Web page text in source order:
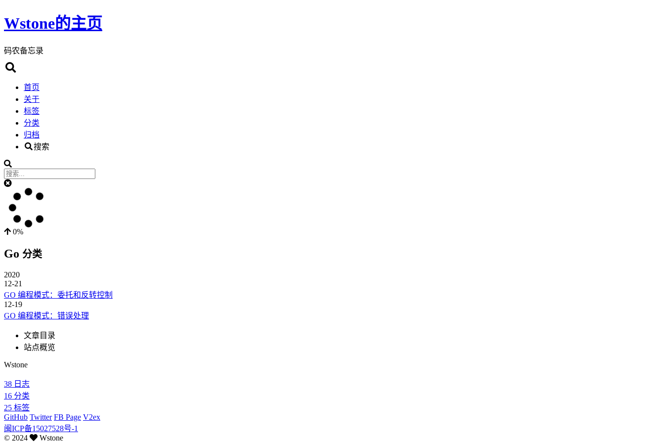
Wstone的主页
码农备忘录
首页
关于
标签
分类
归档
搜索
0%
Go 分类
2020
12-21
GO 编程模式：委托和反转控制
12-19
GO 编程模式：错误处理
文章目录
站点概览
Wstone
38 日志
16 分类
25 标签
GitHub Twitter FB Page V2ex
闽ICP备15027528号-1
© 2024 Wstone